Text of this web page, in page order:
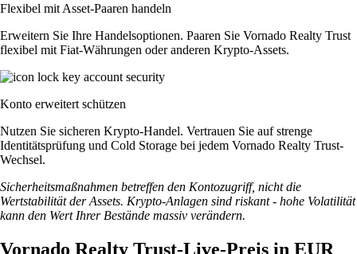
Flexibel mit Asset-Paaren handeln
Erweitern Sie Ihre Handelsoptionen. Paaren Sie Vornado Realty Trust
flexibel mit Fiat-Währungen oder anderen Krypto-Assets.
Konto erweitert schützen
Nutzen Sie sicheren Krypto-Handel. Vertrauen Sie auf strenge
Identitätsprüfung und Cold Storage bei jedem Vornado Realty Trust-
Wechsel.
Sicherheitsmaßnahmen betreffen den Kontozugriff, nicht die
Wertstabilität der Assets. Krypto-Anlagen sind riskant - hohe Volatilität
kann den Wert Ihrer Bestände massiv verändern.
Vornado Realty Trust-Live-Preis in EUR